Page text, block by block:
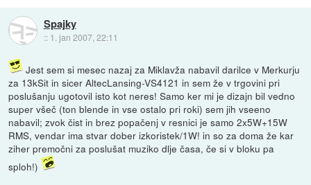
Spajky
:: 1. jan 2007, 22:11
Jest sem si mesec nazaj za Miklavža nabavil darilce v Merkurju
za 13kSit in sicer AltecLansing-VS4121 in sem že v trgovini pri
poslušanju ugotovil isto kot neres! Samo ker mi je dizajn bil vedno
super všeč (ton blende in vse ostalo pri roki) sem jih vseeno
nabavil; zvok čist in brez popačenj v resnici je samo 2x5W+15W
RMS, vendar ima stvar dober izkoristek/1W! in so za doma že kar
ziher premočni za poslušat muziko dlje časa, če si v bloku pa
sploh!)